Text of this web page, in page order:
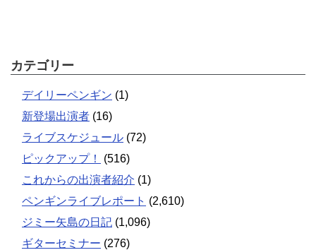
カテゴリー
デイリーペンギン (1)
新登場出演者 (16)
ライブスケジュール (72)
ピックアップ！
(516)
これからの出演者紹介 (1)
ペンギンライブレポート (2,610)
ジミー矢島の日記 (1,096)
ギターセミナー (276)